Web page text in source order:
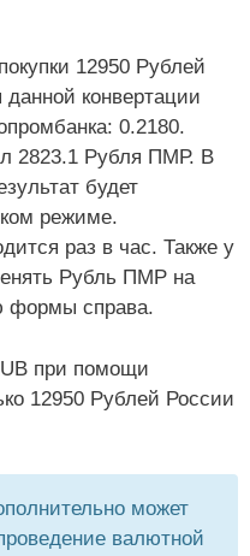
12950 Рублей
конвертации
0.2180.
2823.1 Рубля ПМР. В
будет
режиме.
раз в час. Также у
Рубль ПМР на
формы справа.
при помощи
12950 Рублей России
может
валютной